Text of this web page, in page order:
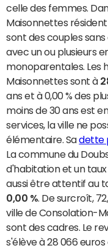
celle des femmes.
Maisonnettes résident
sont des couples sans
avec un ou plusieurs
monoparentales. Les
Maisonnettes sont à
ans et à 0,00 % des
moins de 30 ans est
services, la ville ne
élémentaire. Sadette
La commune du
d'habitation et un taux
aussi être attentif au
0,00 %. De surcroît,
ville de Consolation-
sont des cadres. Le
s'élève à 28 066